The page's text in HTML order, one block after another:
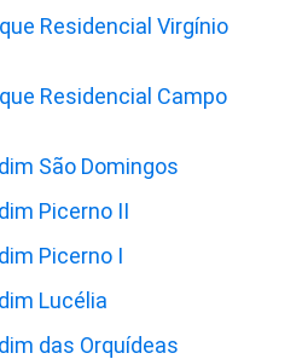
Residencial Virgínio
Residencial Campo
São Domingos
Picerno II
Picerno I
Lucélia
das Orquídeas